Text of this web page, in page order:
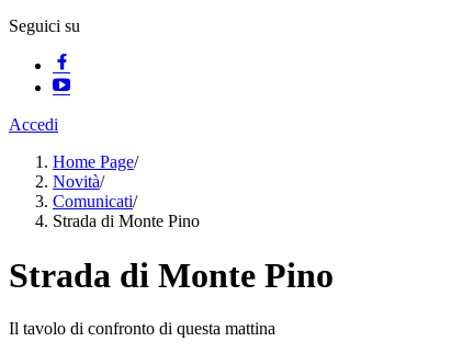
Seguici su
Accedi
Home Page/
Novità/
Comunicati/
Strada di Monte Pino
Strada di Monte Pino
Il tavolo di confronto di questa mattina